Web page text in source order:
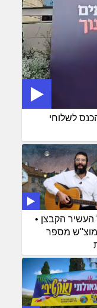
לשלוחי
העשיר הקבצן •
מספר